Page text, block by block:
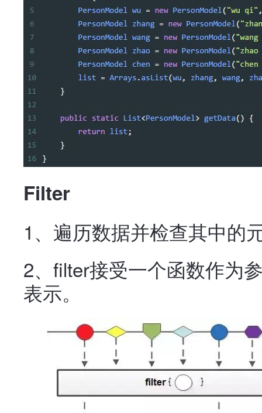
Filter
1、遍历数据并检查其中的
2、filter接受一个函数作为
表示。